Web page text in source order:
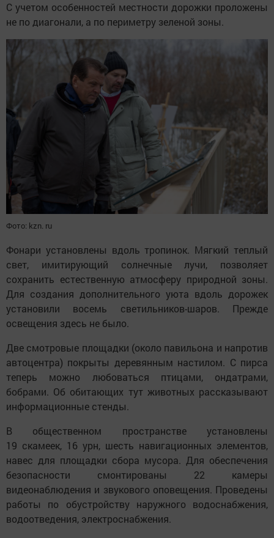
С учетом особенностей местности дорожки проложены
не по диагонали, а по периметру зеленой зоны.
Фото: kzn. ru
Фонари установлены вдоль тропинок. Мягкий теплый
свет, имитирующий солнечные лучи, позволяет
сохранить естественную атмосферу природной зоны.
Для создания дополнительного уюта вдоль дорожек
установили восемь светильников-шаров. Прежде
освещения здесь не было.
Две смотровые площадки (около павильона и напротив
автоцентра) покрыты деревянным настилом. С пирса
теперь можно любоваться птицами, ондатрами,
бобрами. Об обитающих тут животных рассказывают
информационные стенды.
В общественном пространстве установлены
19 скамеек, 16 урн, шесть навигационных элементов,
навес для площадки сбора мусора. Для обеспечения
безопасности смонтированы 22 камеры
видеонаблюдения и звукового оповещения. Проведены
работы по обустройству наружного водоснабжения,
водоотведения, электроснабжения.